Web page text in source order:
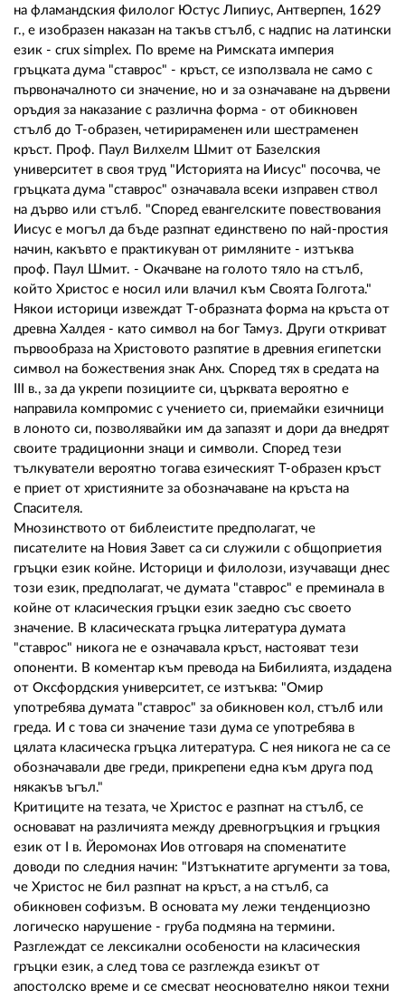
на фламандския филолог Юстус Липиус, Антверпен, 1629
г., е изобразен наказан на такъв стълб, с надпис на латински
език - crux simplex. По време на Римската империя
гръцката дума "ставрос" - кръст, се използвала не само с
първоначалното си значение, но и за означаване на дървени
оръдия за наказание с различна форма - от обикновен
стълб до Т-образен, четирираменен или шестраменен
кръст. Проф. Паул Вилхелм Шмит от Базелския
университет в своя труд "Историята на Иисус" посочва, че
гръцката дума "ставрос" означавала всеки изправен ствол
на дърво или стълб. "Според евангелските повествования
Иисус е могъл да бъде разпнат единствено по най-простия
начин, какъвто е практикуван от римляните - изтъква
проф. Паул Шмит. - Окачване на голото тяло на стълб,
който Христос е носил или влачил към Своята Голгота."
Някои историци извеждат Т-образната форма на кръста от
древна Халдея - като символ на бог Тамуз. Други откриват
първообраза на Христовото разпятие в древния египетски
символ на божествения знак Анх. Според тях в средата на
III в., за да укрепи позициите си, църквата вероятно е
направила компромис с учението си, приемайки езичници
в лоното си, позволявайки им да запазят и дори да внедрят
своите традиционни знаци и символи. Според тези
тълкуватели вероятно тогава езическият Т-образен кръст
е приет от християните за обозначаване на кръста на
Спасителя.
Мнозинството от библеистите предполагат, че
писателите на Новия Завет са си служили с общоприетия
гръцки език койне. Историци и филолози, изучаващи днес
този език, предполагат, че думата "ставрос" е преминала в
койне от класическия гръцки език заедно със своето
значение. В класическата гръцка литература думата
"ставрос" никога не е означавала кръст, настояват тези
опоненти. В коментар към превода на Бибилията, издадена
от Оксфордския университет, се изтъква: "Омир
употребява думата "ставрос" за обикновен кол, стълб или
греда. И с това си значение тази дума се употребява в
цялата класическа гръцка литература. С нея никога не са се
обозначавали две греди, прикрепени една към друга под
някакъв ъгъл."
Критиците на тезата, че Христос е разпнат на стълб, се
основават на различията между древногръцкия и гръцкия
език от I в. Йеромонах Иов отговаря на споменатите
доводи по следния начин: "Изтъкнатите аргументи за това,
че Христос не бил разпнат на кръст, а на стълб, са
обикновен софизъм. В основата му лежи тенденциозно
логическо нарушение - груба подмяна на термини.
Разглеждат се лексикални особености на класическия
гръцки език, а след това се разглежда езикът от
апостолско време и се смесват неоснователно някои техни